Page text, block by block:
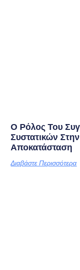
Ο Ρόλος Του
Συστατικών
Αποκατάσταση
Διαβάστε Περισσότερα